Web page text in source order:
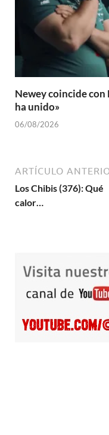
Newey coincide con
ha unido»
06/08/2026
ARTÍCULO
Los Chibis (376): Qué
calor…